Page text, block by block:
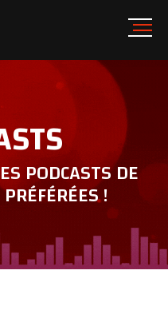
PODCASTS DE
!